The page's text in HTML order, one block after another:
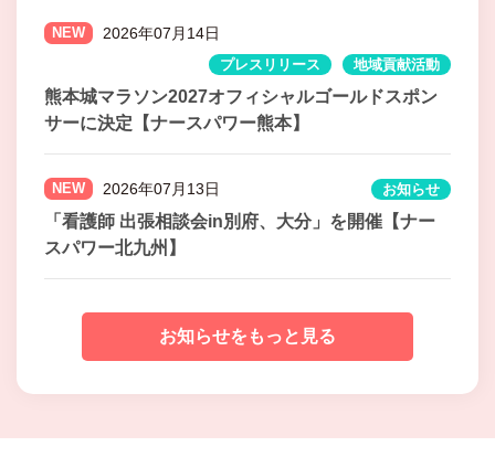
NEW 2026年07月14日
プレスリリース 地域貢献活動
熊本城マラソン2027オフィシャルゴールドスポン
サーに決定【ナースパワー熊本】
NEW 2026年07月13日 お知らせ
「看護師 出張相談会in別府、大分」を開催【ナー
スパワー北九州】
お知らせをもっと見る